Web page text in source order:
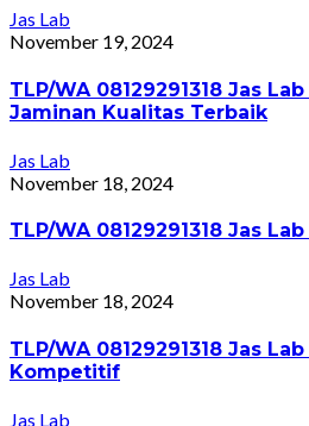
Jas Lab
November 19, 2024
TLP/WA 08129291318 Jas
Jaminan Kualitas Terbaik
Jas Lab
November 18, 2024
TLP/WA 08129291318 Jas
Jas Lab
November 18, 2024
TLP/WA 08129291318 Jas
Kompetitif
Jas Lab